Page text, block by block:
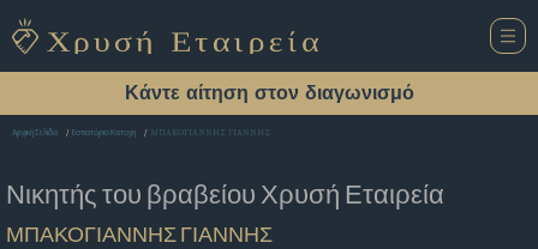
Κάντε αίτηση στον διαγωνισμό
Αρχική Σελίδα Εστιατόριο Κατοχη ΜΠΑΚΟΓΙΑΝΝΗΣ ΓΙΑΝΝΗΣ
Νικητής του βραβείου Χρυσή Εταιρεία
ΜΠΑΚΟΓΙΑΝΝΗΣ ΓΙΑΝΝΗΣ